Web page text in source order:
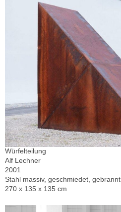
Würfelteilung
Alf Lechner
2001
Stahl massiv, geschmiedet, gebrannt
270 x 135 x 135 cm